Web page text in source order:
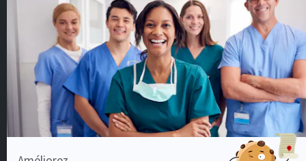
Rennes
NOS OFFRES DE
Aide soignant
Docteur en médecine
Infirmier IDE
Infirmier de Bloc Opératoire
Kinésithérapeute